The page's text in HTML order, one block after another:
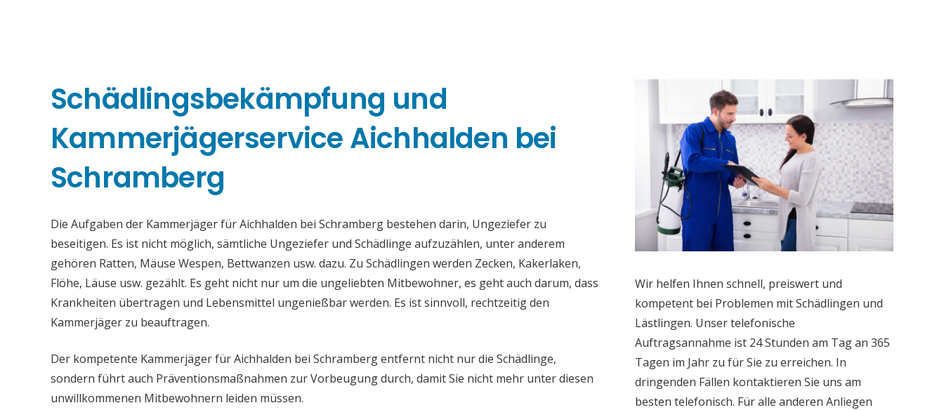
Schädlingsbekämpfung und
Kammerjägerservice Aichhalden bei
Schramberg
Die Aufgaben der Kammerjäger für Aichhalden bei Schramberg bestehen darin, Ungeziefer zu
beseitigen. Es ist nicht möglich, sämtliche Ungeziefer und Schädlinge aufzuzählen, unter anderem
gehören Ratten, Mäuse Wespen, Bettwanzen usw. dazu. Zu Schädlingen werden Zecken, Kakerlaken,
Flöhe, Läuse usw. gezählt. Es geht nicht nur um die ungeliebten Mitbewohner, es geht auch darum, dass
Krankheiten übertragen und Lebensmittel ungenießbar werden. Es ist sinnvoll, rechtzeitig den
Kammerjäger zu beauftragen.
Der kompetente Kammerjäger für Aichhalden bei Schramberg entfernt nicht nur die Schädlinge,
sondern führt auch Präventionsmaßnahmen zur Vorbeugung durch, damit Sie nicht mehr unter diesen
unwillkommenen Mitbewohnern leiden müssen.
Wir helfen Ihnen schnell, preiswert und
kompetent bei Problemen mit Schädlingen und
Lästlingen. Unser telefonische
Auftragsannahme ist 24 Stunden am Tag an 365
Tagen im Jahr zu für Sie zu erreichen. In
dringenden Fällen kontaktieren Sie uns am
besten telefonisch. Für alle anderen Anliegen